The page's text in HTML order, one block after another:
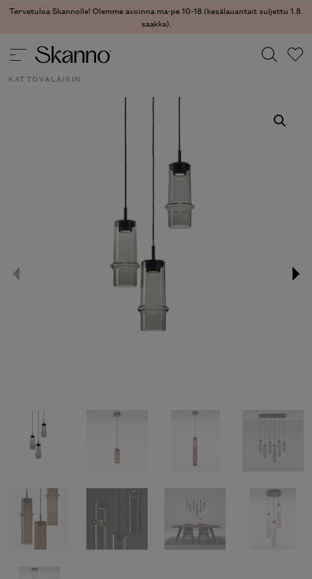
Tervetuloa Skannolle! Olemme avoinna ma-pe 10-18 (kesälauantait suljettu 1.8.
saakka).
KATTOVALAISIN